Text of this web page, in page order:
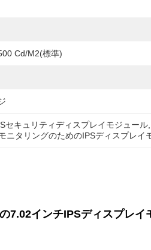
Cd/m2(標準)
セキュリティディスプレイモジュール
ニタリングのためのIPSディスプレイ
7.02インチIPSディスプレイ